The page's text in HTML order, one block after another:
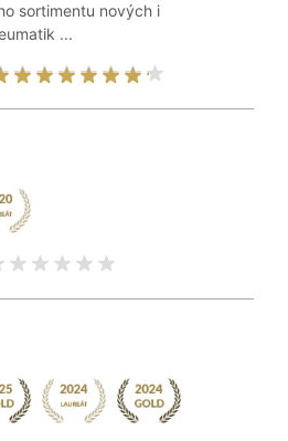
sortimentu nových i
...